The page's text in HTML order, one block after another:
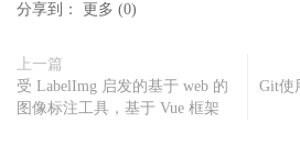
分享到： 更多 (0)
上一篇
受 LabelImg 启发的基于 web 的
图像标注工具，基于 Vue 框架
Git使